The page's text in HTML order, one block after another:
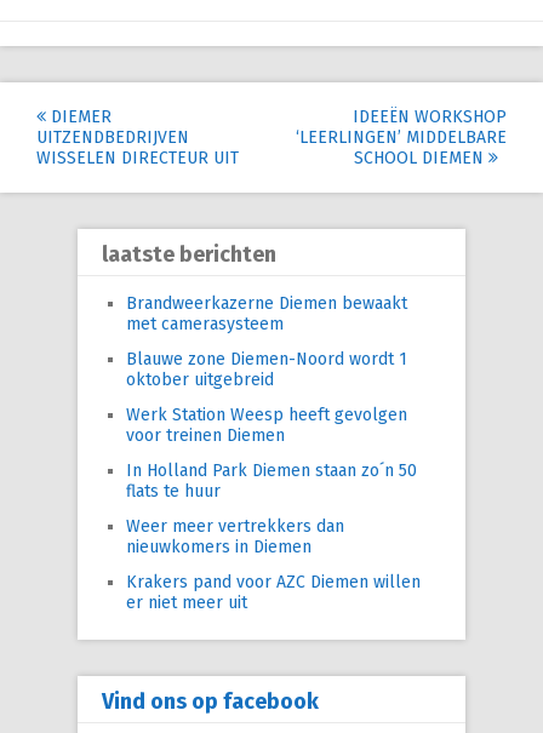
Post
navigation
DIEMER
UITZENDBEDRIJVEN
WISSELEN DIRECTEUR UIT
IDEEËN WORKSHOP
‘LEERLINGEN’ MIDDELBARE
SCHOOL DIEMEN
laatste berichten
Brandweerkazerne Diemen bewaakt
met camerasysteem
Blauwe zone Diemen-Noord wordt 1
oktober uitgebreid
Werk Station Weesp heeft gevolgen
voor treinen Diemen
In Holland Park Diemen staan zo´n 50
flats te huur
Weer meer vertrekkers dan
nieuwkomers in Diemen
Krakers pand voor AZC Diemen willen
er niet meer uit
Vind ons op facebook